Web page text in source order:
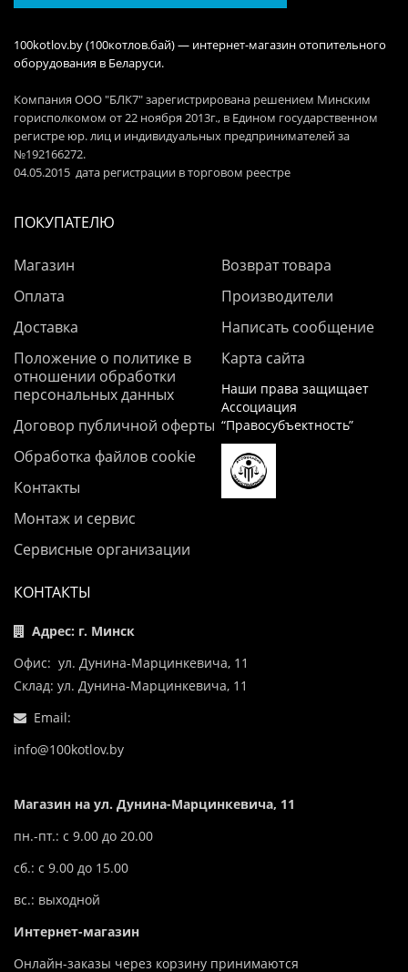
100kotlov.by (100котлов.бай) — интернет-магазин отопительного
оборудования в Беларуси.
Компания ООО "БЛК7" зарегистрирована решением Минским
горисполкомом от 22 ноября 2013г., в Едином государственном
регистре юр. лиц и индивидуальных предпринимателей за
№192166272.
04.05.2015 дата регистрации в торговом реестре
ПОКУПАТЕЛЮ
Магазин
Оплата
Доставка
Положение о политике в
отношении обработки
персональных данных
Договор публичной оферты
Обработка файлов cookie
Контакты
Монтаж и сервис
Сервисные организации
Возврат товара
Производители
Написать сообщение
Карта сайта
Наши права защищает
Ассоциация
“Правосубъектность”
КОНТАКТЫ
Адрес: г. Минск
Офис: ул. Дунина-Марцинкевича, 11
Склад: ул. Дунина-Марцинкевича, 11
Email:
info@100kotlov.by
Магазин на ул. Дунина-Марцинкевича, 11
пн.-пт.: с 9.00 до 20.00
сб.: с 9.00 до 15.00
вс.: выходной
Интернет-магазин
Онлайн-заказы через корзину принимаются